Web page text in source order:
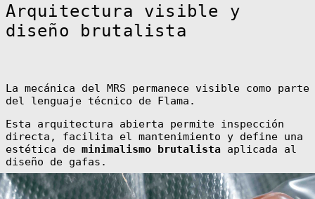
Arquitectura visible y
diseño brutalista
La mecánica del MRS permanece visible como parte
del lenguaje técnico de Flama.
Esta arquitectura abierta permite inspección
directa, facilita el mantenimiento y define una
estética de minimalismo brutalistaaplicada al
diseño de gafas.